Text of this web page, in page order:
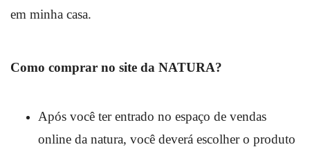
em minha casa.
Como comprar no site da NATURA?
Após você ter entrado no espaço de vendas
online da natura, você deverá escolher o produto